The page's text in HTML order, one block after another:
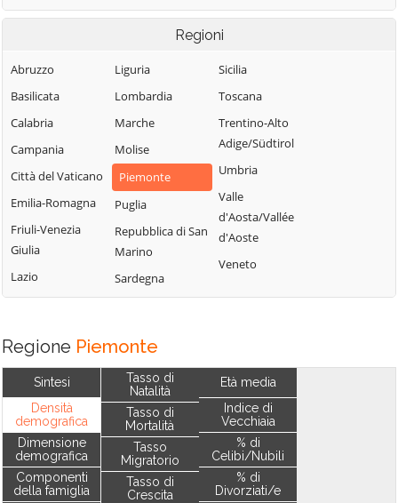
Regioni
Abruzzo
Basilicata
Calabria
Campania
Città del Vaticano
Emilia-Romagna
Friuli-Venezia
Giulia
Lazio
Liguria
Lombardia
Marche
Molise
Piemonte
Puglia
Repubblica di San
Marino
Sardegna
Sicilia
Toscana
Trentino-Alto
Adige/Südtirol
Umbria
Valle
d'Aosta/Vallée
d'Aoste
Veneto
Regione Piemonte
Sintesi
Densità
demografica
Dimensione
demografica
Componenti
della famiglia
Tasso di
Natalità
Tasso di
Mortalità
Tasso
Migratorio
Tasso di
Crescita
Età media
Indice di
Vecchiaia
% di
Celibi/Nubili
% di
Divorziati/e